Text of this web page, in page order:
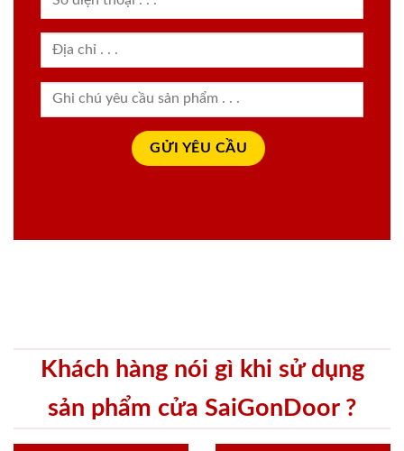
Khách hàng nói gì khi sử dụng
sản phẩm cửa SaiGonDoor ?